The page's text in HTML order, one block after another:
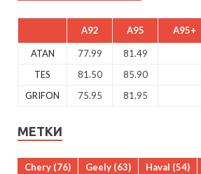
A92 A95 A95+
ATAN 77.99 81.49
TES
81.50 85.90
GRIFON
75.95 81.95
МЕТКИ
Chery (76) Geely (63) Haval (54)